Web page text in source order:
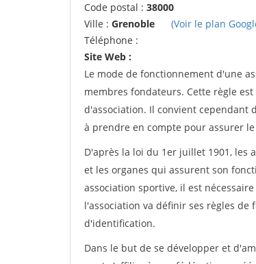
Code postal : 38000
Ville : Grenoble
(Voir le plan
Téléphone :
Site Web :
Le mode de fonctionnement d'une
membres fondateurs. Cette règle
d'association. Il convient cependant
à prendre en compte pour assurer
D'après la loi du 1er juillet 1901,
et les organes qui assurent son
association sportive, il est
l'association va définir ses règles
d'identification.
Dans le but de se développer et